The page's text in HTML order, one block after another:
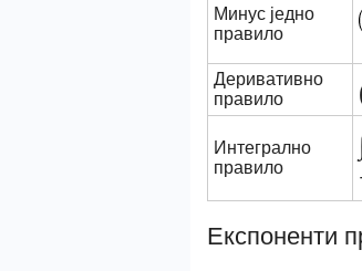
Минус једно
правило
Деривативно
правило
Интегрално
правило
Експоненти